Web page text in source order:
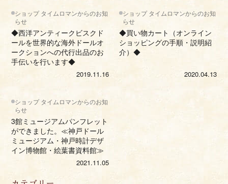
ショップ タイムロマンからのお知
らせ
◆西洋アンティークビスクド
ールを世界的な海外ドールオ
ークションへの代行出品のお
手伝いを行います◆
2019.11.16
ショップ タイムロマンからのお知
らせ
◆買い物カート（オンライン
ショッピングの手順・説明紹
介）◆
2020.04.13
ショップ タイムロマンからのお知
らせ
3館ミュージアムパンフレット
ができました。≪神戸ドール
ミュージアム・神戸時計デザ
イン博物館・絵葉書資料館≫
2021.11.05